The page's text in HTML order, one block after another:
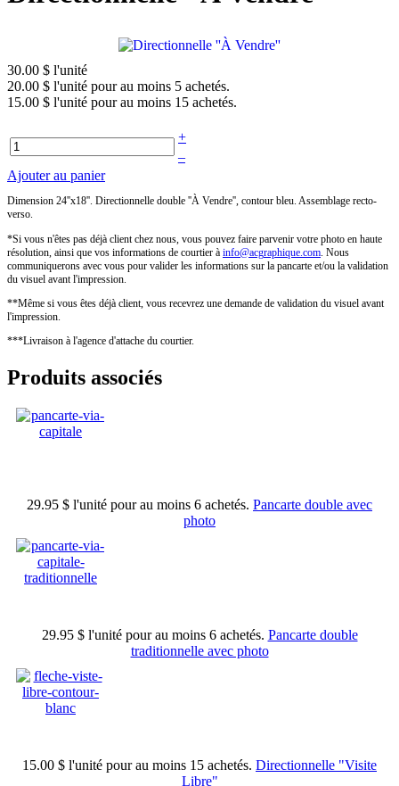
30.00 $ l'unité
20.00 $ l'unité pour au moins 5 achetés.
15.00 $ l'unité pour au moins 15 achetés.
+
–
Ajouter au panier
Dimension 24''x18''. Directionnelle double ''À Vendre'', contour bleu. Assemblage recto-
verso.
*Si vous n'êtes pas déjà client chez nous, vous pouvez faire parvenir votre photo en haute
résolution, ainsi que vos informations de courtier à
. Nous
communiquerons avec vous pour valider les informations sur la pancarte et/ou la validation
du visuel avant l'impression.
**Même si vous êtes déjà client, vous recevrez une demande de validation du visuel avant
l'impression.
***Livraison à l'agence d'attache du courtier.
Produits associés
29.95 $ l'unité pour au moins 6 achetés. Pancarte double avec
photo
29.95 $ l'unité pour au moins 6 achetés. Pancarte double
traditionnelle avec photo
15.00 $ l'unité pour au moins 15 achetés. Directionnelle "Visite
Libre"